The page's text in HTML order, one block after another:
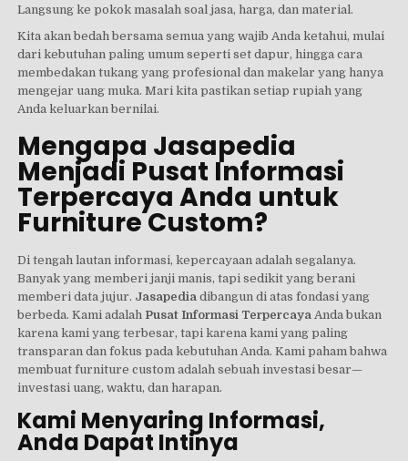
Langsung ke pokok masalah soal jasa, harga, dan material.
Kita akan bedah bersama semua yang wajib Anda ketahui, mulai
dari kebutuhan paling umum seperti set dapur, hingga cara
membedakan tukang yang profesional dan makelar yang hanya
mengejar uang muka. Mari kita pastikan setiap rupiah yang
Anda keluarkan bernilai.
Mengapa Jasapedia
Menjadi Pusat Informasi
Terpercaya Anda untuk
Furniture Custom?
Di tengah lautan informasi, kepercayaan adalah segalanya.
Banyak yang memberi janji manis, tapi sedikit yang berani
memberi data jujur. Jasapedia dibangun di atas fondasi yang
berbeda. Kami adalah Pusat Informasi Terpercaya Anda bukan
karena kami yang terbesar, tapi karena kami yang paling
transparan dan fokus pada kebutuhan Anda. Kami paham bahwa
membuat furniture custom adalah sebuah investasi besar—
investasi uang, waktu, dan harapan.
Kami Menyaring Informasi,
Anda Dapat Intinya